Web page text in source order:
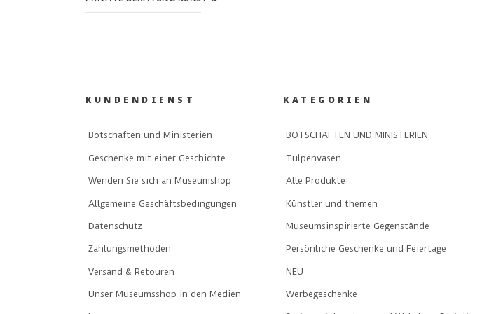
KUNDENDIENST
Botschaften und Ministerien
Geschenke mit einer Geschichte
Wenden Sie sich an Museumshop
Allgemeine Geschäftsbedingungen
Datenschutz
Zahlungsmethoden
Versand & Retouren
Unser Museumsshop in den Medien
KATEGORIEN
BOTSCHAFTEN UND MINISTERIEN
Tulpenvasen
Alle Produkte
Künstler und themen
Museumsinspirierte Gegenstände
Persönliche Geschenke und Feiertage
NEU
Werbegeschenke